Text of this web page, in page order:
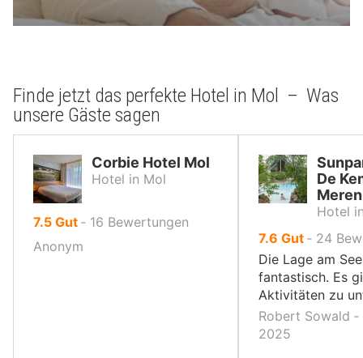
Finde jetzt das perfekte Hotel in Mol – Was
unsere Gäste sagen
Corbie Hotel Mol
Hotel in Mol
7.5von
Gut ‐ 16 Bewertungen
Anonym
De
Meren
Hotel
7.6von
10,
Gut ‐ 24
Die Lage am
fantastisch. Es
Aktivitäten zu
Robert Sowald ‐
2025